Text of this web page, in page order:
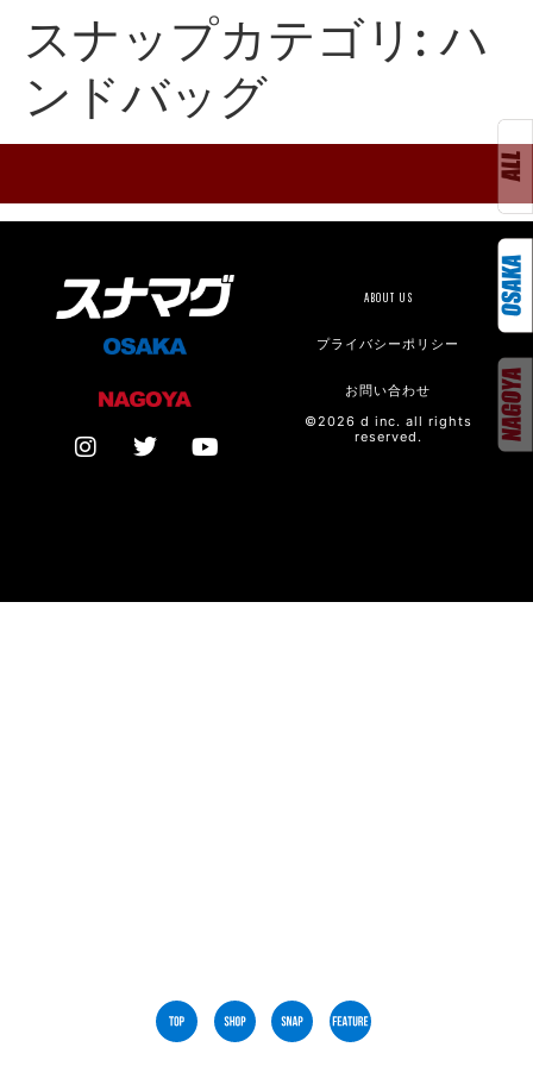
スナップカテゴリ:ハ
ンドバッグ
ABOUT US
プライバシーポリシー
お問い合わせ
©2026 d inc. all rights
reserved.